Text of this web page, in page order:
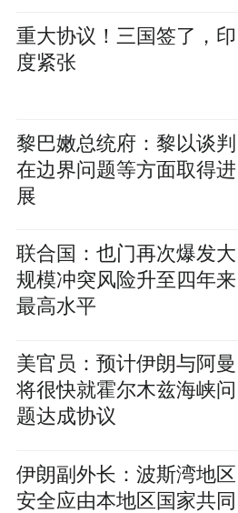
重大协议！三国签了，印
度紧张
黎巴嫩总统府：黎以谈判
在边界问题等方面取得进
展
联合国：也门再次爆发大
规模冲突风险升至四年来
最高水平
美官员：预计伊朗与阿曼
将很快就霍尔木兹海峡问
题达成协议
伊朗副外长：波斯湾地区
安全应由本地区国家共同